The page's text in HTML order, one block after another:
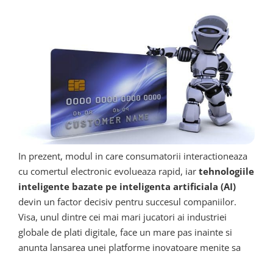
In prezent, modul in care consumatorii interactioneaza
cu comertul electronic evolueaza rapid, iar tehnologiile
inteligente bazate pe inteligenta artificiala (AI)
devin un factor decisiv pentru succesul companiilor.
Visa, unul dintre cei mai mari jucatori ai industriei
globale de plati digitale, face un mare pas inainte si
anunta lansarea unei platforme inovatoare menite sa